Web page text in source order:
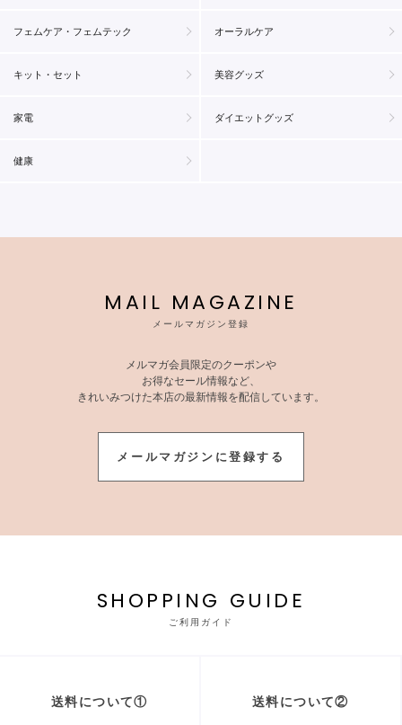
フェムケア・フェムテック オーラルケア
キット・セット 美容グッズ
家電 ダイエットグッズ
健康
MAIL MAGAZINE
メールマガジン登録
メルマガ会員限定のクーポンや
お得なセール情報など、
きれいみつけた本店の最新情報を配信しています。
メールマガジンに登録する
SHOPPING GUIDE
ご利用ガイド
送料について① 送料について②